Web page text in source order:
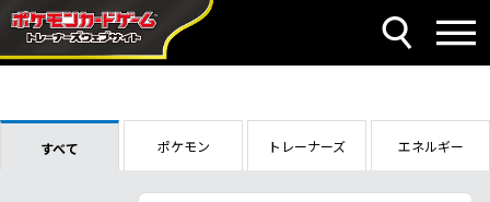
すべて ポケモン トレーナーズ エネルギー